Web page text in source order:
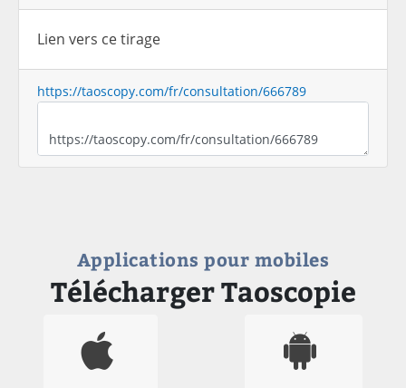
Lien vers ce tirage
https://taoscopy.com/fr/consultation/666789
Applications pour mobiles
Télécharger Taoscopie